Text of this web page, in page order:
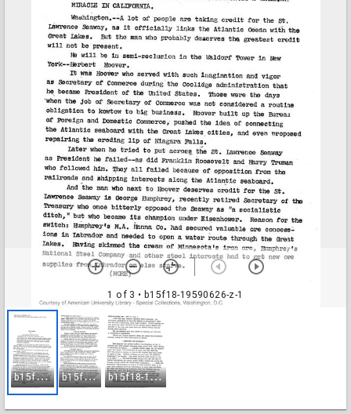
1 of 3 • b15f18-19590626-z-1
b
15f18-19590626-z-1 b
15f18-19590626-z-2 b
15f18-19590626-z-3